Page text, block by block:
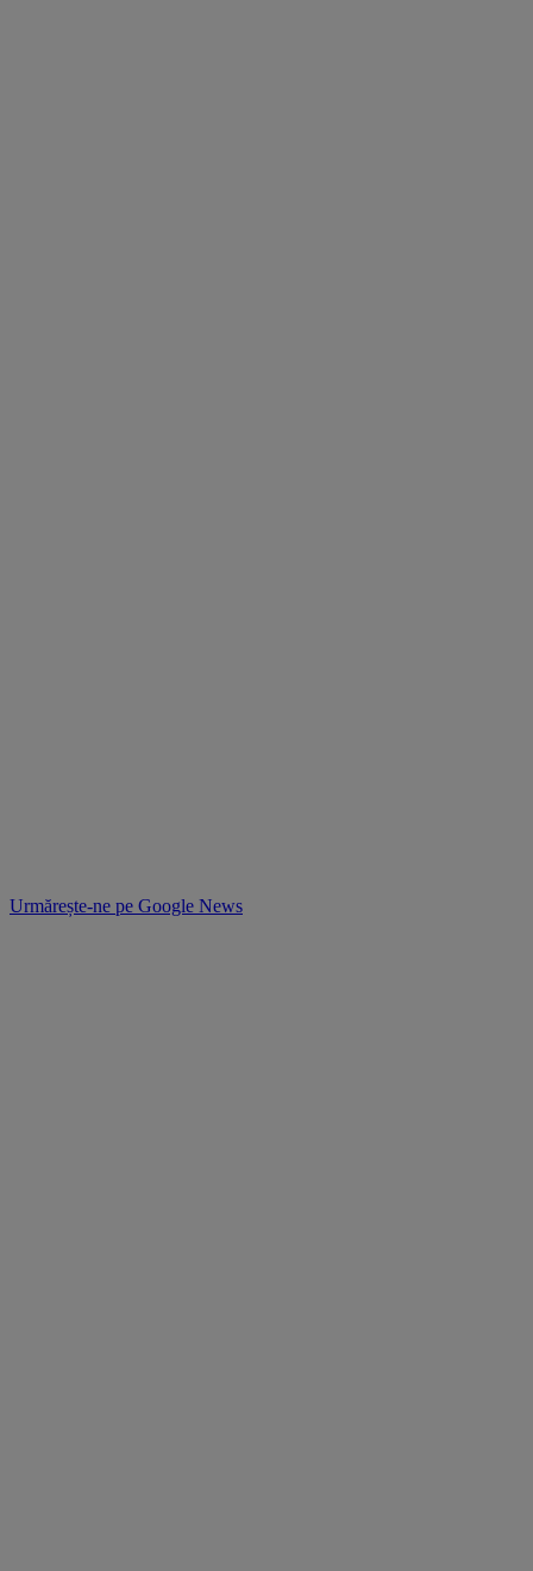
Urmărește-ne pe Google News